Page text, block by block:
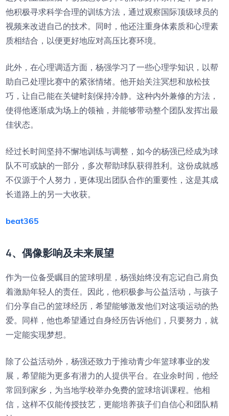
他积极寻求科学合理的训练方法，通过观察国际顶级球员的
视频来改进自己的技术。同时，他还注重身体素质和心理素
质相结合，以便更好地应对高压比赛环境。
此外，在心理调适方面，杨强学习了一些心理学知识，以帮
助自己处理比赛中的紧张情绪。他开始关注冥想和放松技
巧，让自己能在关键时刻保持冷静。这种内外兼修的方法，
使得他逐渐成为场上的领袖，并能够带动整个团队发挥出最
佳状态。
经过长时间坚持不懈地训练与调整，如今的杨强已经成为球
队不可或缺的一部分，多次帮助球队获得胜利。这份成就感
不仅源于个人努力，更体现出团队合作的重要性，这是其成
长道路上的另一大收获。
beat365
4、偶像影响及未来展望
作为一位备受瞩目的篮球明星，杨强始终没有忘记自己肩负
着激励年轻人的责任。因此，他积极参与公益活动，与孩子
们分享自己的篮球经历，希望能够激发他们对这项运动的热
爱。同样，他也希望通过自身经历告诉他们，只要努力，就
一定能实现梦想。
除了公益活动外，杨强还致力于推动青少年篮球事业的发
展，希望能为更多有潜力的人提供平台。在业余时间，他经
常回到家乡，为当地学校举办免费的篮球培训课程。他相
信，这样不仅能传授技艺，更能培养孩子们自信心和团队精